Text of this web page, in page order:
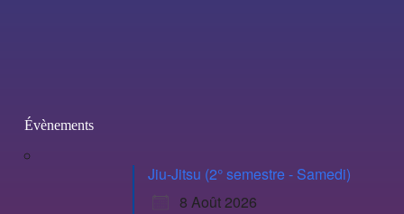
Évènements
Jiu-Jitsu (2° semestre - Samedi)
8 Août 2026